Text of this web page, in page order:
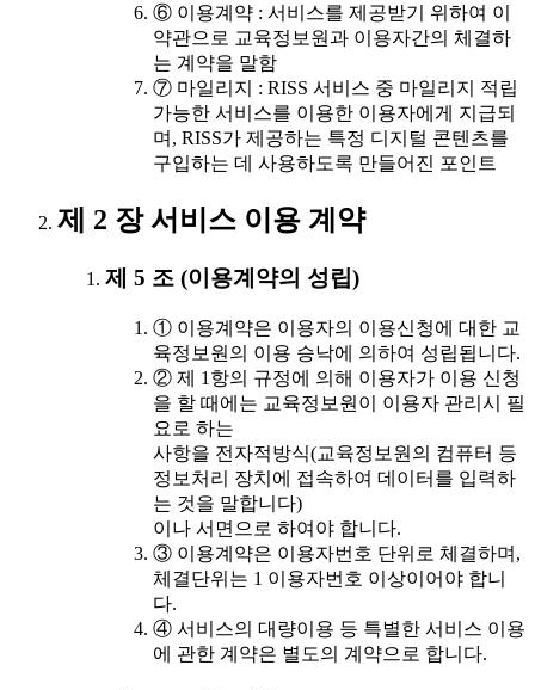
⑥ 이용계약 : 서비스를 제공받기 위하여 이
약관으로 교육정보원과 이용자간의 체결하
는 계약을 말함
⑦ 마일리지 : RISS 서비스 중 마일리지 적립
가능한 서비스를 이용한 이용자에게 지급되
며, RISS가 제공하는 특정 디지털 콘텐츠를
구입하는 데 사용하도록 만들어진 포인트
제 2 장 서비스 이용 계약
제 5 조 (이용계약의 성립)
① 이용계약은 이용자의 이용신청에 대한 교
육정보원의 이용 승낙에 의하여 성립됩니다.
② 제 1항의 규정에 의해 이용자가 이용 신청
을 할 때에는 교육정보원이 이용자 관리시 필
요로 하는
사항을 전자적방식(교육정보원의 컴퓨터 등
정보처리 장치에 접속하여 데이터를 입력하
는 것을 말합니다)
이나 서면으로 하여야 합니다.
③ 이용계약은 이용자번호 단위로 체결하며,
체결단위는 1 이용자번호 이상이어야 합니
다.
④ 서비스의 대량이용 등 특별한 서비스 이용
에 관한 계약은 별도의 계약으로 합니다.